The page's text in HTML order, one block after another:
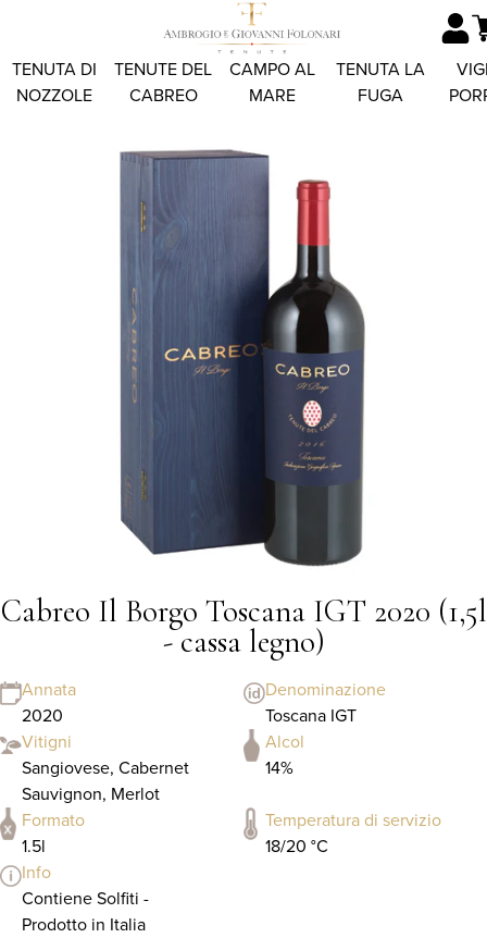
TENUTA DI
NOZZOLE
TENUTE DEL
CABREO
CAMPO AL
MARE
TENUTA LA
FUGA
Cabreo Il Borgo Toscana IGT 2020 (1,5l
- cassa legno)
Annata
2020
Denominazione
Toscana IGT
Vitigni
Sangiovese, Cabernet
Sauvignon, Merlot
Alcol
14%
Formato
1.5l
Temperatura di servizio
18/20 °C
Info
Contiene Solfiti -
Prodotto in Italia